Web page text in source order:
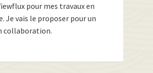
pour mes travaux en
Je vais le proposer pour un
collaboration.